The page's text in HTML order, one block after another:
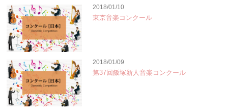
2018/01/10
東京音楽コンクール
2018/01/09
第37回飯塚新人音楽コンクール